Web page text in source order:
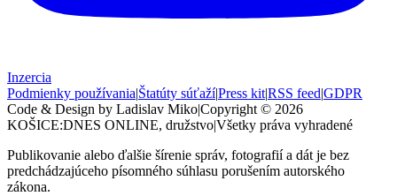
Inzercia
Podmienky používania|Štatúty súťaží|Press kit|RSS feed|GDPR
Code & Design by Ladislav Miko|Copyright © 2026
KOŠICE:DNES ONLINE, družstvo|Všetky práva vyhradené
Publikovanie alebo ďalšie šírenie správ, fotografií a dát je bez
predchádzajúceho písomného súhlasu porušením autorského
zákona.